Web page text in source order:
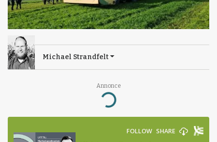
Annonce
Loading...
Michael Strandfelt